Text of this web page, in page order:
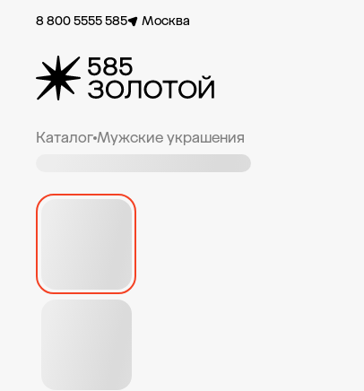
8 800 5555 585 Москва
Каталог Мужские украшения